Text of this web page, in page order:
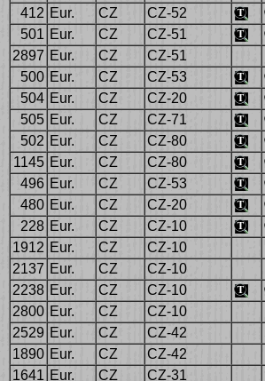
412 Eur. CZ CZ-52
501 Eur. CZ CZ-51
2897 Eur. CZ CZ-51
500 Eur. CZ CZ-53
504 Eur. CZ CZ-20
505 Eur. CZ CZ-71
502 Eur. CZ CZ-80
1145 Eur. CZ CZ-80
496 Eur. CZ CZ-53
480 Eur. CZ CZ-20
228 Eur. CZ CZ-10
1912 Eur. CZ CZ-10
2137 Eur. CZ CZ-10
2238 Eur. CZ CZ-10
2800 Eur. CZ CZ-10
2529 Eur. CZ CZ-42
1890 Eur. CZ CZ-42
1641 Eur. CZ CZ-31